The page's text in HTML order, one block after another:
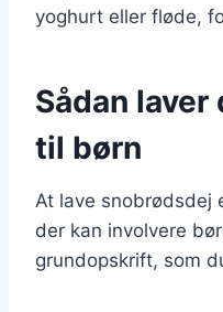
yoghurt eller fløde,
Sådan
til børn
At lave snobrødsdej
der kan involvere
grundopskrift, som